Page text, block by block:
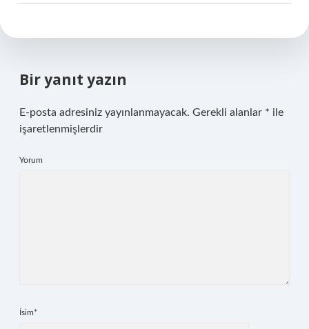
Bir yanıt yazın
E-posta adresiniz yayınlanmayacak. Gerekli alanlar * ile
işaretlenmişlerdir
Yorum
İsim*